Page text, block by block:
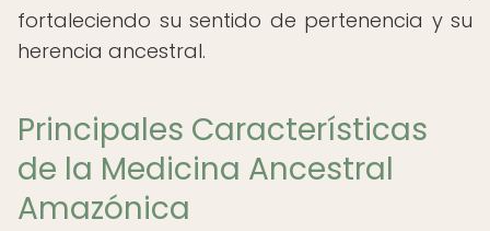
fortaleciendo su sentido de pertenencia y su
herencia ancestral.
Principales Características
de la Medicina Ancestral
Amazónica